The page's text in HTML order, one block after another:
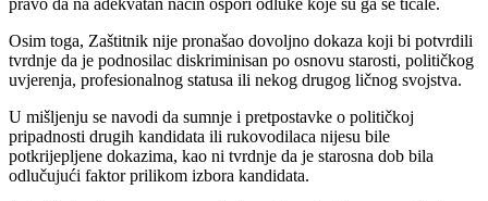
Osim toga, Zaštitnik nije pronašao dovoljno dokaza koji bi potvrdili
tvrdnje da je podnosilac diskriminisan po osnovu starosti, političkog
uvjerenja, profesionalnog statusa ili nekog drugog ličnog svojstva.
U mišljenju se navodi da sumnje i pretpostavke o političkoj
pripadnosti drugih kandidata ili rukovodilaca nijesu bile
potkrijepljene dokazima, kao ni tvrdnje da je starosna dob bila
odlučujući faktor prilikom izbora kandidata.